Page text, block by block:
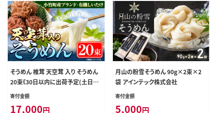
そうめん 椎茸 天空茸 入り そうめん
20束《30日以内に出荷予定(土日祝
除く)》福岡県 鞍手郡 小竹町 素麺 椎
寄付金額
17,000円
月山の粉雪そうめん 90g×2束×2
袋 アインテック株式会社
寄付金額
5,000円